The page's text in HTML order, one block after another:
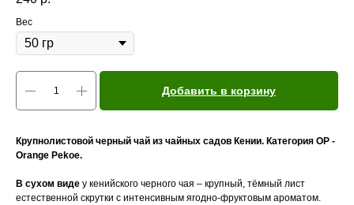
Вес
Добавить в корзину
Крупнолистовой черный чай из чайных садов Кении. Категория OP -
Orange Pekoe.
В сухом виде у кенийского черного чая – крупный, тёмный лист
естественной скрутки с интенсивным ягодно-фруктовым ароматом.